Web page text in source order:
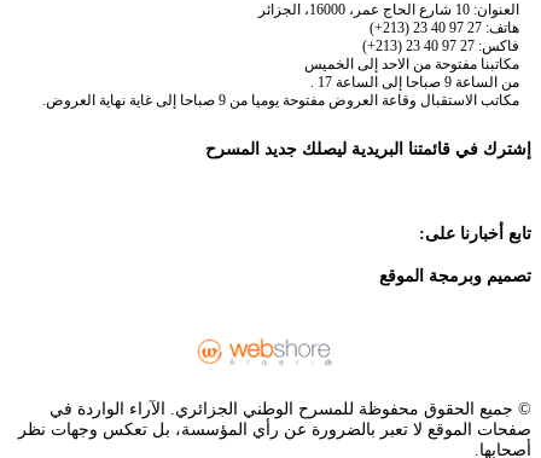
العنوان: 10 شارع الحاج عمر، 16000، الجزائر
هاتف: 27 97 40 23 (213+)
فاكس: 27 97 40 23 (213+)
مكاتبنا مفتوحة من الاحد إلى الخميس
من الساعة 9 صباحا إلى الساعة 17 .
مكاتب الاستقبال وقاعة العروض مفتوحة يوميا من 9 صباحا إلى غاية نهاية العروض.
إشترك في قائمتنا البريدية ليصلك جديد المسرح
تابع أخبارنا على:
تصميم وبرمجة الموقع
© جميع الحقوق محفوظة للمسرح الوطني الجزائري. الآراء الواردة في
صفحات الموقع لا تعبر بالضرورة عن رأي المؤسسة، بل تعكس وجهات نظر
أصحابها.